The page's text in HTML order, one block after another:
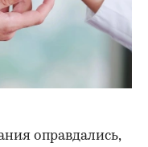
оправдались,